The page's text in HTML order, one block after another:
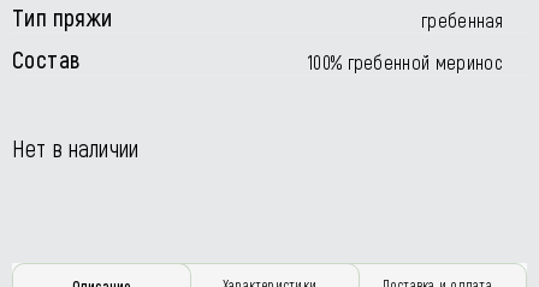
Тип пряжи гребенная
Состав 100% гребенной меринос
Нет в наличии